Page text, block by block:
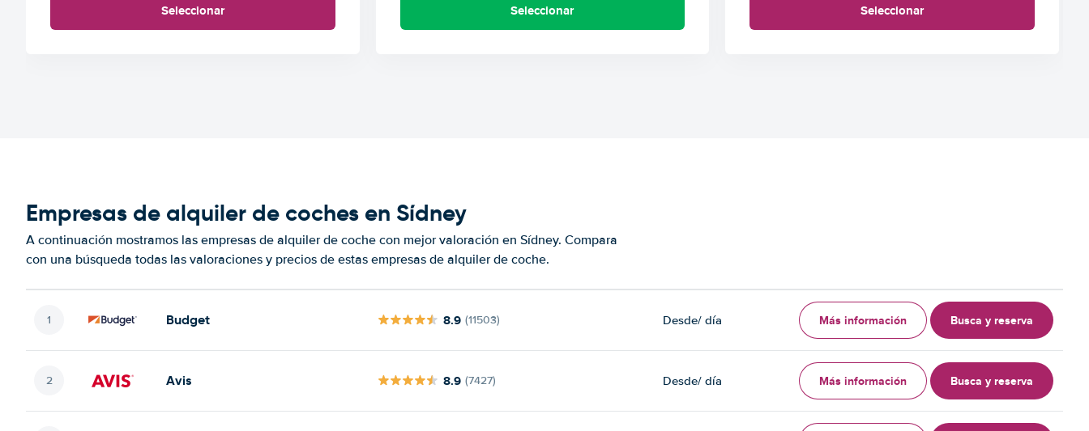
Seleccionar Seleccionar Seleccionar
Empresas de alquiler de coches en Sídney
A continuación mostramos las empresas de alquiler de coche con mejor valoración en Sídney. Compara
con una búsqueda todas las valoraciones y precios de estas empresas de alquiler de coche.
Budget 8.9 (11503) Desde/ día Más información Busca y reserva
Avis 8.9 (7427) Desde/ día Más información Busca y reserva